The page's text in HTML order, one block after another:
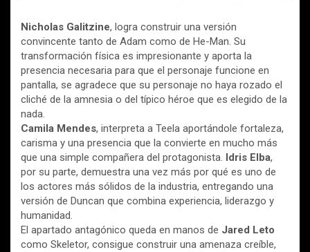
Nicholas Galitzine, logra construir una versión
convincente tanto de Adam como de He-Man. Su
transformación física es impresionante y aporta la
presencia necesaria para que el personaje funcione en
pantalla, se agradece que su personaje no haya rozado el
cliché de la amnesia o del típico héroe que es elegido de la
nada.
Camila Mendes, interpreta a Teela aportándole fortaleza,
carisma y una presencia que la convierte en mucho más
que una simple compañera del protagonista. Idris Elba,
por su parte, demuestra una vez más por qué es uno de
los actores más sólidos de la industria, entregando una
versión de Duncan que combina experiencia, liderazgo y
humanidad.
El apartado antagónico queda en manos de Jared Leto
como Skeletor, consigue construir una amenaza creíble,